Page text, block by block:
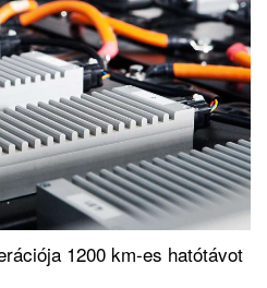
1200 km-es hatótávot